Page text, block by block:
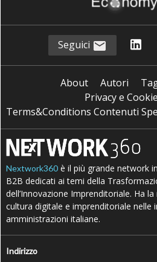
Seguici
About Autori
Privacy e
Terms&Conditions Contenuti
Nextwork360 è il più grande network
B2B dedicati ai temi della
dell’Innovazione Imprenditoriale. Ha
cultura digitale e imprenditoriale nelle
amministrazioni italiane.
Indirizzo